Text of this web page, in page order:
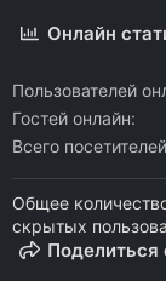
Онлайн
Пользователей
Гостей онлайн
Всего посетителей
Общее
скрытых
Поделиться